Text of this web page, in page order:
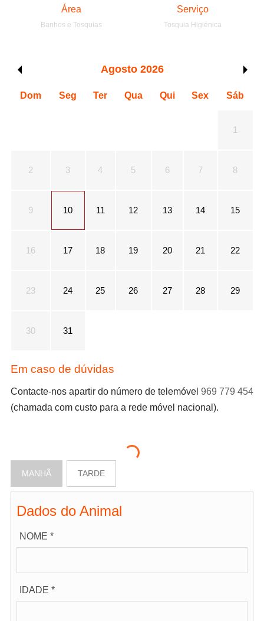
Área
Banhos e Tosquias
Serviço
Tosquia Higiénica
Agosto 2026
Dom Seg Ter Qua Qui Sex Sáb
1
2 3 4 5 6 7 8
9 10 11 12 13 14 15
16 17 18 19 20 21 22
23 24 25 26 27 28 29
30 31
Em caso de dúvidas
Contacte-nos apartir do número de telemóvel 969 779 454
(chamada com custo para a rede móvel nacional).
MANHÃ TARDE
Dados do Animal
NOME *
IDADE *